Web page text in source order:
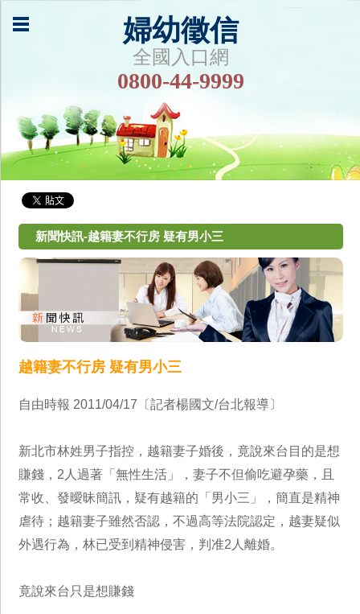
婦幼徵信
全國入口網
0800-44-9999
新聞快訊-越籍妻不行房 疑有男小三
越籍妻不行房 疑有男小三
自由時報 2011/04/17〔記者楊國文/台北報導〕
新北市林姓男子指控，越籍妻子婚後，竟說來台目的是想
賺錢，2人過著「無性生活」，妻子不但偷吃避孕藥，且
常收、發曖昧簡訊，疑有越籍的「男小三」，簡直是精神
虐待；越籍妻子雖然否認，不過高等法院認定，越妻疑似
外遇行為，林已受到精神侵害，判准2人離婚。
竟說來台只是想賺錢